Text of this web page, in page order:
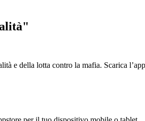
e della lotta contro la mafia. Scarica